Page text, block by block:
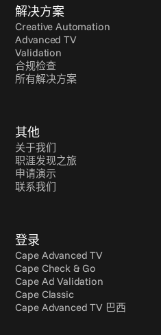
解决方案
Creative Automation
Advanced TV
Validation
合规检查
所有解决方案
其他
关于我们
职涯发现之旅
申请演示
联系我们
登录
Cape Advanced TV
Cape Check & Go
Cape Ad Validation
Cape Classic
Cape Advanced TV 巴西